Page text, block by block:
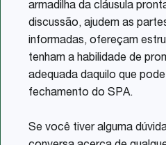
armadilha da cláusula
discussão, ajudem as
informadas, ofereçam
tenham a habilidade de
adequada daquilo que
fechamento do SPA.
Se você tiver alguma